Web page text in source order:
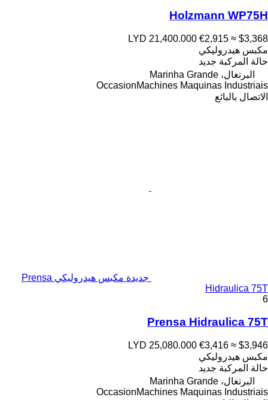
Holzmann WP75H
LYD 21,400.000 €2,915 ≈ $3,368
مكبس هيدروليكي
حالة المركبة جديد
البرتغال، Marinha Grande
OccasionMachines Maquinas Industriais
الاتصال بالبائع
جديدة مكبس هيدروليكي Prensa
Hidraulica 75T
6
Prensa Hidraulica 75T
LYD 25,080.000 €3,416 ≈ $3,946
مكبس هيدروليكي
حالة المركبة جديد
البرتغال، Marinha Grande
OccasionMachines Maquinas Industriais